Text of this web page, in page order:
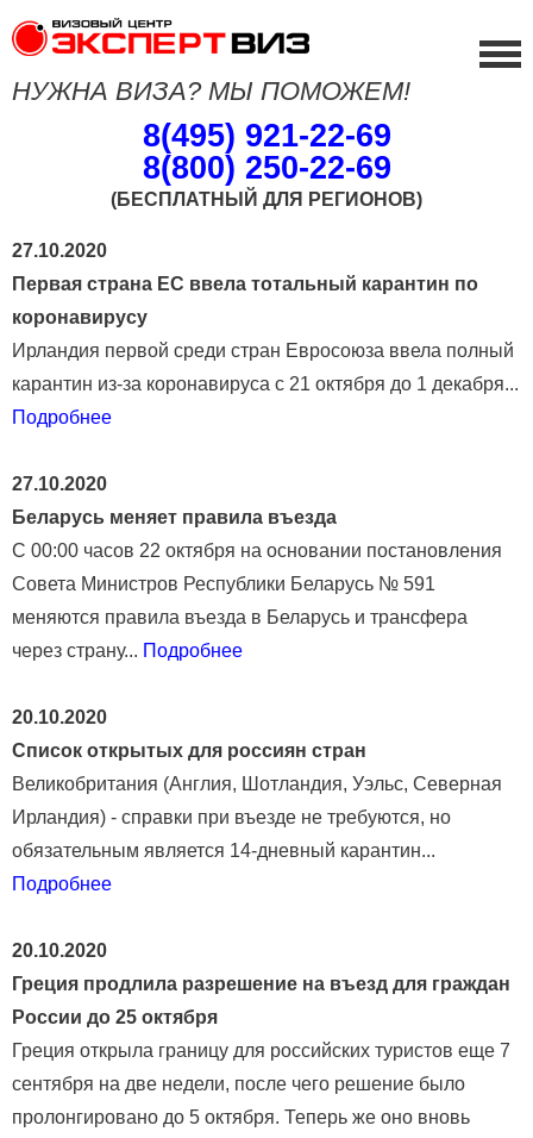
НУЖНА ВИЗА? МЫ ПОМОЖЕМ!
8(495) 921-22-69
8(800) 250-22-69
(БЕСПЛАТНЫЙ ДЛЯ РЕГИОНОВ)
27.10.2020
Первая страна ЕС ввела тотальный карантин по
коронавирусу
Ирландия первой среди стран Евросоюза ввела полный
карантин из-за коронавируса с 21 октября до 1 декабря...
Подробнее
27.10.2020
Беларусь меняет правила въезда
С 00:00 часов 22 октября на основании постановления
Совета Министров Республики Беларусь № 591
меняются правила въезда в Беларусь и трансфера
через страну... Подробнее
20.10.2020
Список открытых для россиян стран
Великобритания (Англия, Шотландия, Уэльс, Северная
Ирландия) - справки при въезде не требуются, но
обязательным является 14-дневный карантин...
Подробнее
20.10.2020
Греция продлила разрешение на въезд для граждан
России до 25 октября
Греция открыла границу для российских туристов еще 7
сентября на две недели, после чего решение было
пролонгировано до 5 октября. Теперь же оно вновь